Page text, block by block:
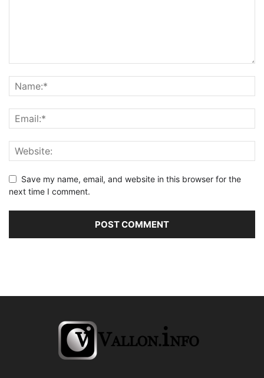
Save my name, email, and website in this browser for the
next time I comment.